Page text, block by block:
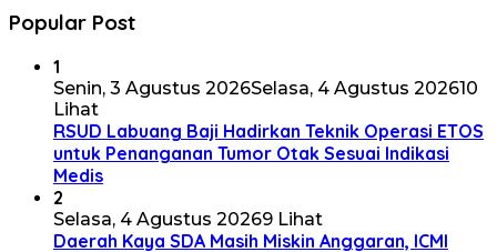
Popular Post
1
Senin, 3 Agustus 2026Selasa, 4 Agustus 202610
Lihat
RSUD Labuang Baji Hadirkan Teknik Operasi ETOS
untuk Penanganan Tumor Otak Sesuai Indikasi
Medis
2
Selasa, 4 Agustus 20269 Lihat
Daerah Kaya SDA Masih Miskin Anggaran, ICMI